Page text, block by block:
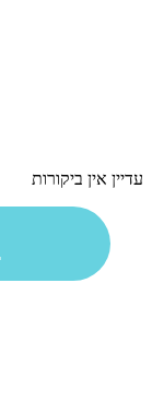
עדיין אין ביקורות